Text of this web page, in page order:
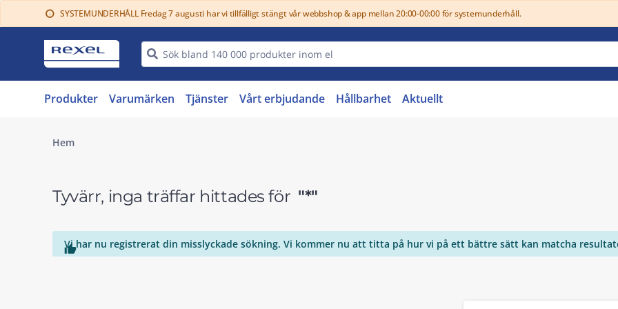
info SYSTEMUNDERHÅLL Fredag 7 augusti har vi tillfälligt stängt vår webbshop & app mellan 20:00-00:00 för systemunderhåll.
Produkter Varumärken Tjänster Vårt erbjudande Hållbarhet Aktuellt
Hem
Tyvärr, inga träffar hittades för "*"

Vi har nu registrerat din misslyckade sökning. Vi kommer nu att titta på hur vi på ett bättre sätt kan matcha